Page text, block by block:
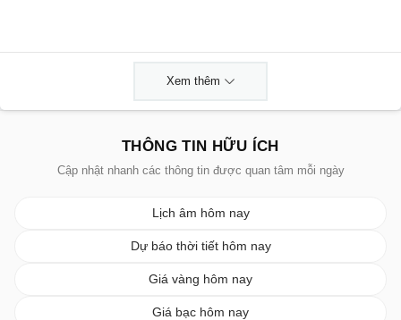
Xem thêm
THÔNG TIN HỮU ÍCH
Cập nhật nhanh các thông tin được quan tâm mỗi ngày
Lịch âm hôm nay
Dự báo thời tiết hôm nay
Giá vàng hôm nay
Giá bạc hôm nay